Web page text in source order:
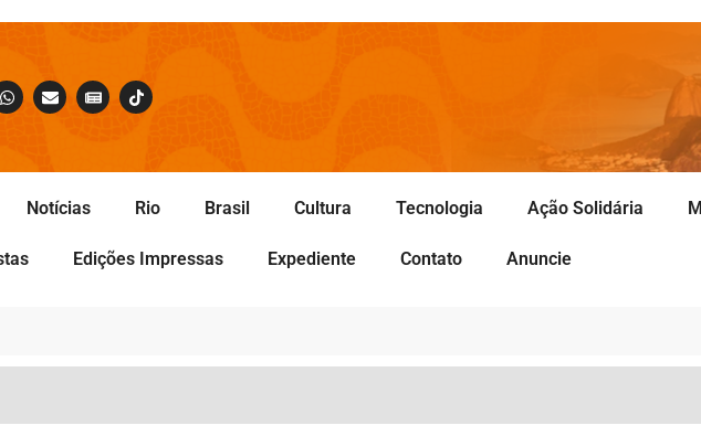
Notícias Rio Brasil Cultura Tecnologia Ação Solidária
Edições Impressas Expediente Contato Anuncie